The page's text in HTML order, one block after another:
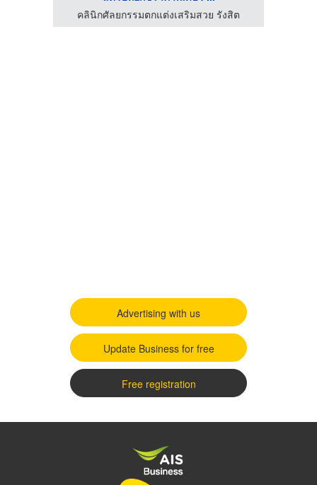
คลินิกศัลยกรรมตกแต่งเสริมสวย รังสิต
Advertising with us
Update Business for free
Free registration